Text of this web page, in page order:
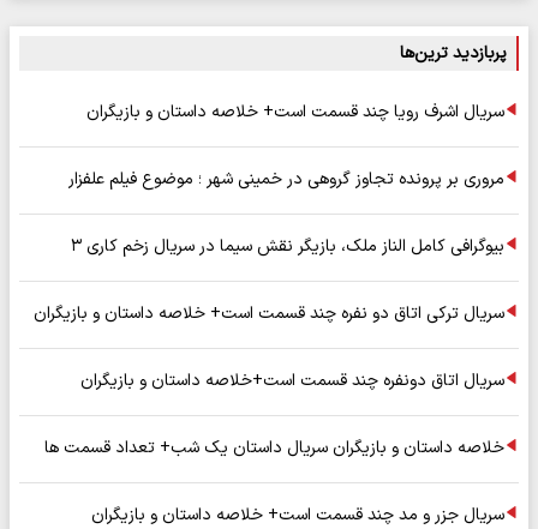
پربازدید ترین‌ها
سریال اشرف رویا چند قسمت است+ خلاصه داستان و بازیگران
مروری بر پرونده تجاوز گروهی در خمینی شهر ؛ موضوع فیلم علفزار
بیوگرافی کامل الناز ملک، بازیگر نقش سیما در سریال زخم کاری ۳
سریال ترکی اتاق دو نفره چند قسمت است+ خلاصه داستان و بازیگران
سریال اتاق دونفره چند قسمت است+خلاصه داستان و بازیگران
خلاصه داستان و بازیگران سریال داستان یک شب+ تعداد قسمت ها
سریال جزر و مد چند قسمت است+ خلاصه داستان و بازیگران